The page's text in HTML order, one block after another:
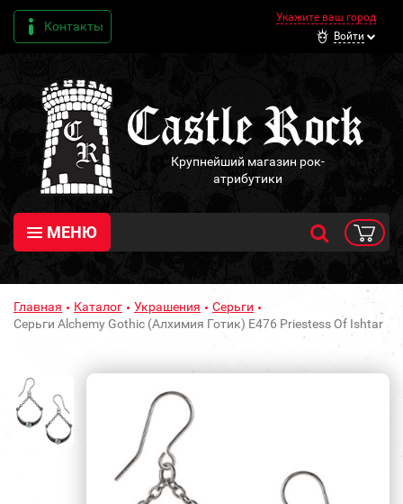
Контакты
Укажите ваш город
Войти
Крупнейший магазин рок-
атрибутики
МЕНЮ
Главная Каталог Украшения
Серьги
Серьги Alchemy Gothic (Алхимия Готик) E476 Priestess Of Ishtar